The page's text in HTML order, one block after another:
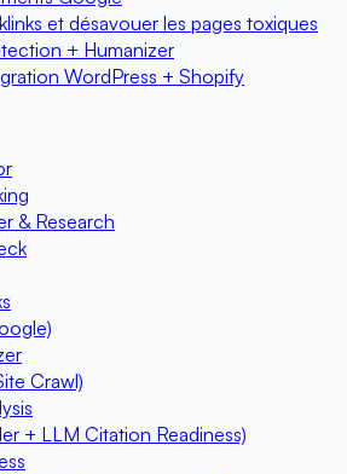
et désavouer les pages toxiques
+ Humanizer
WordPress + Shopify
& Research
Crawl)
+ LLM Citation Readiness)